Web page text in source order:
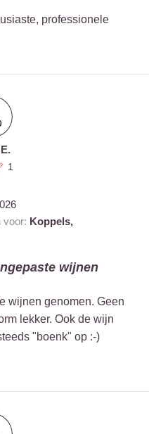
professionele
1
voor: Koppels,
wijnen
wijnen genomen. Geen
lekker. Ook de wijn
"boenk" op :-)